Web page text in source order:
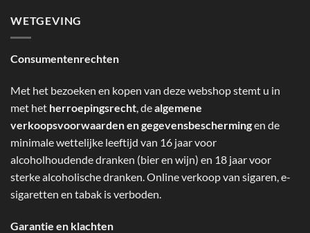
WETGEVING
Consumentenrechten
Met het bezoeken en kopen van deze webshop stemt u in
met het herroepingsrecht , dealgemene
verkoopsvoorwaarden en gegevensbeschermingen de
minimale wettelijke leeftijd van 16 jaar voor
alcoholhoudende dranken (bier en wijn) en 18 jaar voor
sterke alcoholische dranken. Online verkoop van sigaren, e-
sigaretten en tabak is verboden.
Garantie en klachten